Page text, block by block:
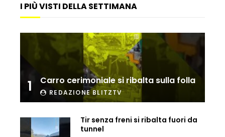
Incidente aereo a Mogadiscio, aereo
perde il controllo
Ucraina, ecco come gli F16 intercettano
i droni russi
I PIÙ VISTI DELLA SETTIMANA
1 Carro cerimoniale si ribalta sulla folla
REDAZIONE BLITZTV
Tir senza freni si ribalta fuori da
tunnel